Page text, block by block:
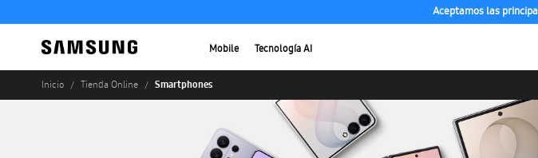
Aceptamos las
Mobile Tecnología AI
Inicio Tienda Online Smartphones